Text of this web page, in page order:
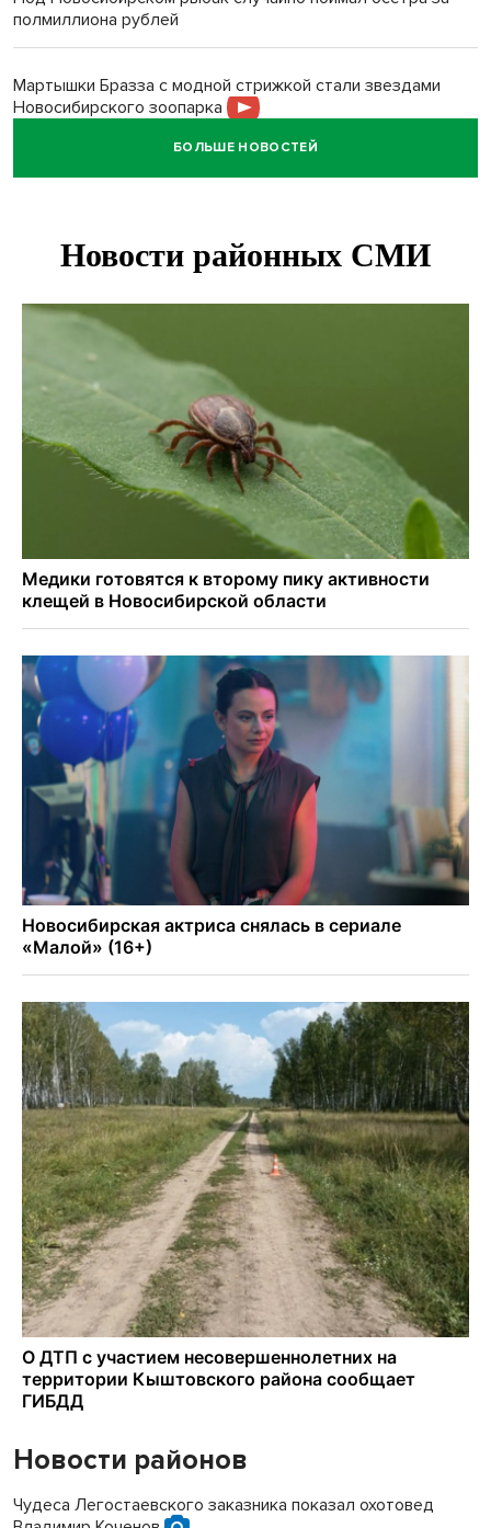
полмиллиона рублей
Мартышки Бразза с модной стрижкой стали звездами
Новосибирского зоопарка
Премии самому себе обернулись делом для директора
Более 7 тысяч новосибирцев получили прибавку к пенсии
Ветеран СВО выявил рак на бесплатной диспансеризации
в Новосибирске
В Новосибирске сотрудница склада Ozon попыталась
вынести iPhone 17 под одеждой
БОЛЬШЕ НОВОСТЕЙ
Новости районов
Чудеса Легостаевского заказника показал охотовед